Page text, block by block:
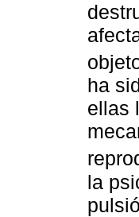
ha
ellas
la